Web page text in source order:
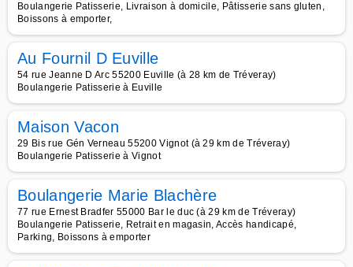
Boulangerie Patisserie, Livraison à domicile, Pâtisserie sans gluten,
Boissons à emporter,
Au Fournil D Euville
54 rue Jeanne D Arc 55200 Euville (à 28 km de Tréveray)
Boulangerie Patisserie à Euville
Maison Vacon
29 Bis rue Gén Verneau 55200 Vignot (à 29 km de Tréveray)
Boulangerie Patisserie à Vignot
Boulangerie Marie Blachère
77 rue Ernest Bradfer 55000 Bar le duc (à 29 km de Tréveray)
Boulangerie Patisserie, Retrait en magasin, Accès handicapé,
Parking, Boissons à emporter